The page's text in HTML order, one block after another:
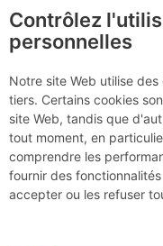
Albacete
Type de région limite
Contrôlez
personnelles
Notre site Web utilise
tiers. Certains cookies
site Web, tandis que
tout moment, en
comprendre les
fournir des
accepter ou les refuser